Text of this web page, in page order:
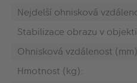
Nejdelší ohnisková
Stabilizace obrazu v
Ohnisková vzdálenost
Hmotnost (kg):